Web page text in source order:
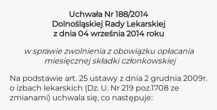
Uchwała Nr 188/2014
Dolnośląskiej Rady Lekarskiej
z dnia 04 września 2014 roku
w sprawie zwolnienia z obowiązku opłacania
miesięcznej składki członkowskiej
Na podstawie art. 25 ustawy z dnia 2 grudnia 2009r.
o izbach lekarskich (Dz. U. Nr 219 poz.1708 ze
zmianami) uchwala się, co następuje: